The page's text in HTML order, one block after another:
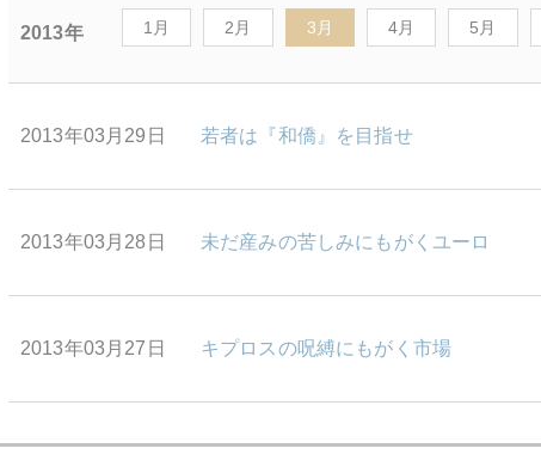
2013年 1月 2月 3月 4月 5月
2013年03月29日 若者は『和僑』を目指せ
2013年03月28日 未だ産みの苦しみにもがくユーロ
2013年03月27日 キプロスの呪縛にもがく市場